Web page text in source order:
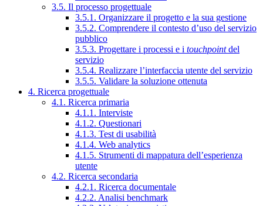
3.5. Il processo progettuale
3.5.1. Organizzare il progetto e la sua gestione
3.5.2. Comprendere il contesto d’uso del servizio
pubblico
3.5.3. Progettare i processi e i touchpointdel
servizio
3.5.4. Realizzare l’interfaccia utente del servizio
3.5.5. Validare la soluzione ottenuta
4. Ricerca progettuale
4.1. Ricerca primaria
4.1.1. Interviste
4.1.2. Questionari
4.1.3. Test di usabilità
4.1.4. Web analytics
4.1.5. Strumenti di mappatura dell’esperienza
utente
4.2. Ricerca secondaria
4.2.1. Ricerca documentale
4.2.2. Analisi benchmark